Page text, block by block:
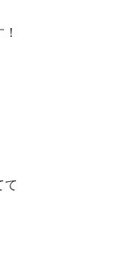
て